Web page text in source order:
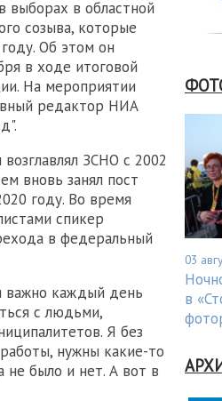
выборах в областной
созыва, которые
Об этом он
в ходе итоговой
На мероприятии
редактор НИА
ЗСНО с 2002
вновь занял пост
году. Во время
спикер
в федеральный
важно каждый день
с людьми,
Я без
нужны какие-то
не было и нет. А вот в
03
в